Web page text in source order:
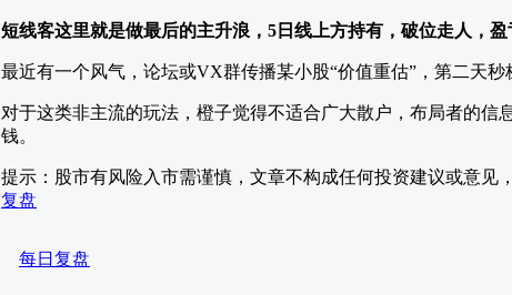
短线客这里就是做最后的主升浪，5日线上方持有，破位走人，
最近有一个风气，论坛或VX群传播某小股“价值重估”，第二天秒
对于这类非主流的玩法，橙子觉得不适合广大散户，布局者的
钱。
提示：股市有风险入市需谨慎，文章不构成任何投资建议或意见
复盘
每日复盘